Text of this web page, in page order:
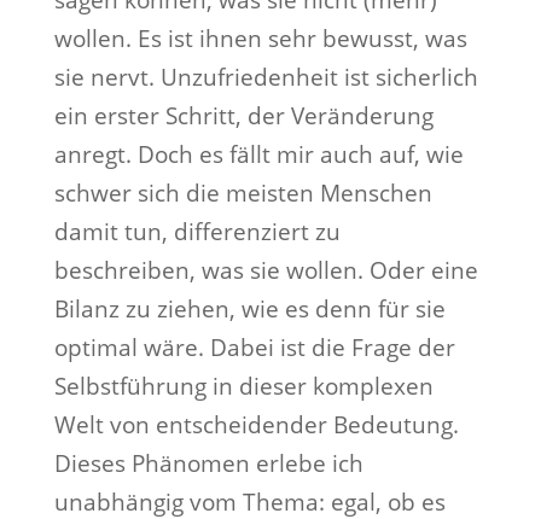
wollen. Es ist ihnen sehr bewusst, was
sie nervt. Unzufriedenheit ist sicherlich
ein erster Schritt, der Veränderung
anregt. Doch es fällt mir auch auf, wie
schwer sich die meisten Menschen
damit tun, differenziert zu
beschreiben, was sie wollen. Oder eine
Bilanz zu ziehen, wie es denn für sie
optimal wäre. Dabei ist die Frage der
Selbstführung in dieser komplexen
Welt von entscheidender Bedeutung.
Dieses Phänomen erlebe ich
unabhängig vom Thema: egal, ob es